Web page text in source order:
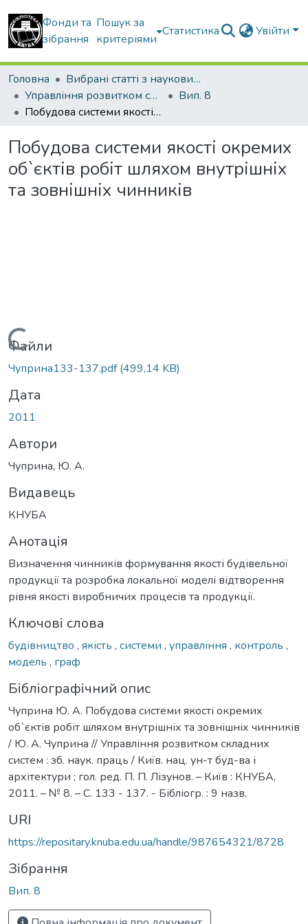
Фонди та
зібрання
Пошук за
критеріями
Статистика Увійти
Головна
Вибрані статті з наукових збірників КНУБА
Управління розвитком складних систем
Вип. 8
Побудова системи якості окремих об`єктів робіт шляхом внутрішніх та зовнішніх чинників
Побудова системи якості окремих
об`єктів робіт шляхом внутрішніх
та зовнішніх чинників
Вантажиться...
Файли
Чуприна133-137.pdf(499,14 KB)
Дата
2011
Автори
Чуприна, Ю. А.
Видавець
КНУБА
Анотація
Визначення чинників формування якості будівельної
продукції та розробка локальної моделі відтворення
рівня якості виробничих процесів та продукції.
Ключові слова
будівництво , якість , системи , управління , контроль ,
модель , граф
Бібліографічний опис
Чуприна Ю. А. Побудова системи якості окремих
об`єктів робіт шляхом внутрішніх та зовнішніх чинників
/ Ю. А. Чуприна // Управління розвитком складних
систем : зб. наук. праць / Київ. нац. ун-т буд-ва і
архітектури ; гол. ред. П. П. Лізунов. – Київ : КНУБА,
2011. – № 8. – С. 133 - 137. - Бібліогр. : 9 назв.
URI
https://repositary.knuba.edu.ua/handle/987654321/8728
Зібрання
Вип. 8